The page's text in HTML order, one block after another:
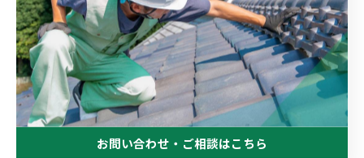
埼玉県住宅相談センターや住まい相談プラザなど、無料
で利用できる相談窓口が充実しています。これらの相談
窓口では、専門知識を持つ相談員が中立的な立場でアド
バイスを行い、工事内容や費用、補助金の活用方法など
を具体的に相談できます。
無料相談サービスを利用することで、リフォーム業者選
お問い合わせ・ご相談はこちら